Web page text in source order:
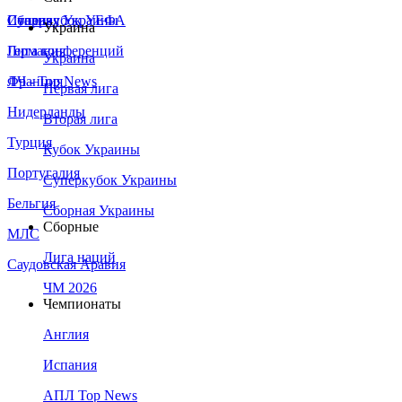
Сборная Украины
Италия
Германия
Франция
Нидерланды
Турция
Португалия
Бельгия
МЛС
Саудовская Аравия
Суперкубок УЕФА
Лига конференций
ЛЧ - Top News
Украина
Украина
Первая лига
Вторая лига
Кубок Украины
Суперкубок Украины
Сборная Украины
Сборные
Лига наций
ЧМ 2026
Чемпионаты
Англия
Испания
АПЛ Top News